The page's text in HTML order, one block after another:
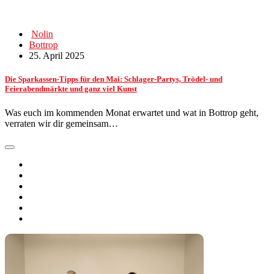
Nolin
Bottrop
25. April 2025
Die Sparkassen-Tipps für den Mai: Schlager-Partys, Trödel- und
Feierabendmärkte und ganz viel Kunst
Was euch im kommenden Monat erwartet und wat in Bottrop geht,
verraten wir dir gemeinsam…